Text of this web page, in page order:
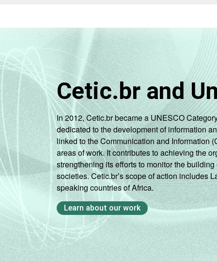
Total —
Públicas
Particular
SÉRIE
4ª série / 5º
ano do
Ensino
Fundamental
8ª série / 9º
Ensino
Cetic.br and
In 2012, Cetic.br became a UNESCO
dedicated to the development of information
linked to the Communication and Information
areas of work. It contributes to achieving the
strengthening its efforts to monitor the
societies. Cetic.br’s scope of action includes
speaking countries of Africa.
Learn about our work